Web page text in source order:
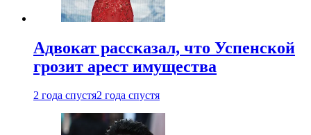
Адвокат рассказал, что Успенской
грозит арест имущества
2 года спустя2 года спустя